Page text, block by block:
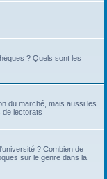
? Quels sont les
du marché, mais aussi les
de lectorats
? Combien de
sur le genre dans la